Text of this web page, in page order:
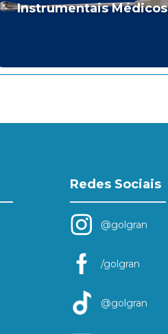
Instrumentais Médicos
Redes Sociais
@golgran
/golgran
@golgran